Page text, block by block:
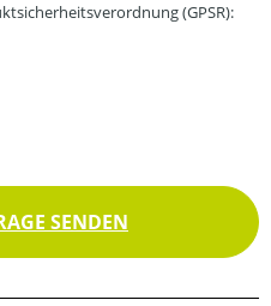
(GPSR):
SENDEN